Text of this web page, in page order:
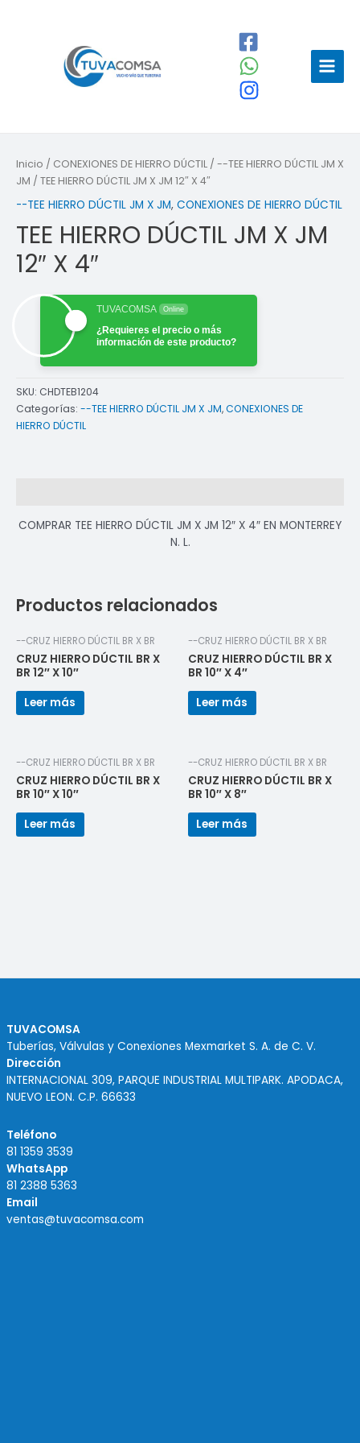
Main
Inicio / CONEXIONES DE HIERRO DÚCTIL / --TEE HIERRO DÚCTIL JM X
JM / TEE HIERRO DÚCTIL JM X JM 12″ X 4″
--TEE HIERRO DÚCTIL JM X JM, CONEXIONES DE HIERRO DÚCTIL
TEE HIERRO DÚCTIL JM X JM
12″ X 4″
TUVACOMSA Online
¿Requieres el precio o más
información de este producto?
SKU: CHDTEB1204
Categorías: --TEE HIERRO DÚCTIL JM X JM,CONEXIONES DE
HIERRO DÚCTIL
COMPRAR TEE HIERRO DÚCTIL JM X JM 12″ X 4″ EN MONTERREY
N. L.
Productos relacionados
--CRUZ HIERRO DÚCTIL BR X BR
CRUZ HIERRO DÚCTIL BR X
BR 12″ X 10″
Leer más
--CRUZ HIERRO DÚCTIL BR X BR
CRUZ HIERRO DÚCTIL BR X
BR 10″ X 4″
Leer más
--CRUZ HIERRO DÚCTIL BR X BR
CRUZ HIERRO DÚCTIL BR X
BR 10″ X 10″
Leer más
--CRUZ HIERRO DÚCTIL BR X BR
CRUZ HIERRO DÚCTIL BR X
BR 10″ X 8″
Leer más
TUVACOMSA
Tuberías, Válvulas y Conexiones Mexmarket S. A. de C. V.
Dirección
INTERNACIONAL 309, PARQUE INDUSTRIAL MULTIPARK. APODACA,
NUEVO LEON. C.P. 66633
Teléfono
81 1359 3539
WhatsApp
81 2388 5363
Email
ventas@tuvacomsa.com